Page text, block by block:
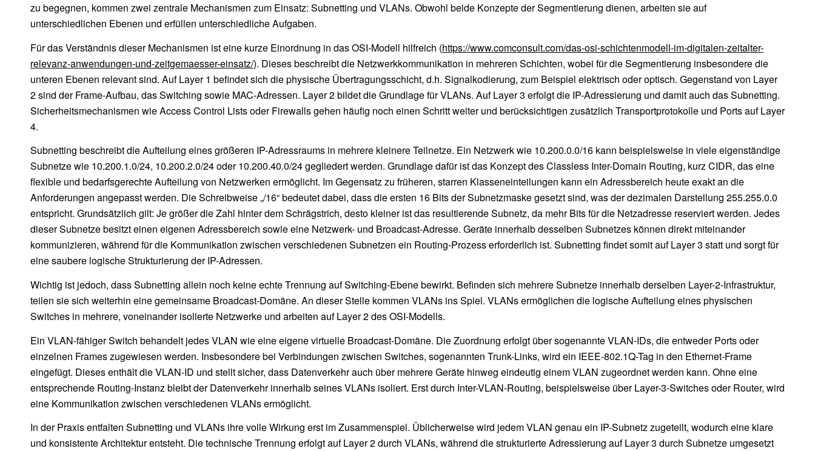
zu begegnen, kommen zwei zentrale Mechanismen zum Einsatz: Subnetting und VLANs. Obwohl beide Konzepte der Segmentierung dienen, arbeiten sie auf
unterschiedlichen Ebenen und erfüllen unterschiedliche Aufgaben.
Für das Verständnis dieser Mechanismen ist eine kurze Einordnung in das OSI-Modell hilfreich (https://www.comconsult.com/das-osi-schichtenmodell-im-digitalen-zeitalter-
relevanz-anwendungen-und-zeitgemaesser-einsatz/). Dieses beschreibt die Netzwerkkommunikation in mehreren Schichten, wobei für die Segmentierung insbesondere die
unteren Ebenen relevant sind. Auf Layer 1 befindet sich die physische Übertragungsschicht, d.h. Signalkodierung, zum Beispiel elektrisch oder optisch. Gegenstand von Layer
2 sind der Frame-Aufbau, das Switching sowie MAC-Adressen. Layer 2 bildet die Grundlage für VLANs. Auf Layer 3 erfolgt die IP-Adressierung und damit auch das Subnetting.
Sicherheitsmechanismen wie Access Control Lists oder Firewalls gehen häufig noch einen Schritt weiter und berücksichtigen zusätzlich Transportprotokolle und Ports auf Layer
4.
Subnetting beschreibt die Aufteilung eines größeren IP-Adressraums in mehrere kleinere Teilnetze. Ein Netzwerk wie 10.200.0.0/16 kann beispielsweise in viele eigenständige
Subnetze wie 10.200.1.0/24, 10.200.2.0/24 oder 10.200.40.0/24 gegliedert werden. Grundlage dafür ist das Konzept des Classless Inter-Domain Routing, kurz CIDR, das eine
flexible und bedarfsgerechte Aufteilung von Netzwerken ermöglicht. Im Gegensatz zu früheren, starren Klasseneinteilungen kann ein Adressbereich heute exakt an die
Anforderungen angepasst werden. Die Schreibweise „/16“ bedeutet dabei, dass die ersten 16 Bits der Subnetzmaske gesetzt sind, was der dezimalen Darstellung 255.255.0.0
entspricht. Grundsätzlich gilt: Je größer die Zahl hinter dem Schrägstrich, desto kleiner ist das resultierende Subnetz, da mehr Bits für die Netzadresse reserviert werden. Jedes
dieser Subnetze besitzt einen eigenen Adressbereich sowie eine Netzwerk- und Broadcast-Adresse. Geräte innerhalb desselben Subnetzes können direkt miteinander
kommunizieren, während für die Kommunikation zwischen verschiedenen Subnetzen ein Routing-Prozess erforderlich ist. Subnetting findet somit auf Layer 3 statt und sorgt für
eine saubere logische Strukturierung der IP-Adressen.
Wichtig ist jedoch, dass Subnetting allein noch keine echte Trennung auf Switching-Ebene bewirkt. Befinden sich mehrere Subnetze innerhalb derselben Layer-2-Infrastruktur,
teilen sie sich weiterhin eine gemeinsame Broadcast-Domäne. An dieser Stelle kommen VLANs ins Spiel. VLANs ermöglichen die logische Aufteilung eines physischen
Switches in mehrere, voneinander isolierte Netzwerke und arbeiten auf Layer 2 des OSI-Modells.
Ein VLAN-fähiger Switch behandelt jedes VLAN wie eine eigene virtuelle Broadcast-Domäne. Die Zuordnung erfolgt über sogenannte VLAN-IDs, die entweder Ports oder
einzelnen Frames zugewiesen werden. Insbesondere bei Verbindungen zwischen Switches, sogenannten Trunk-Links, wird ein IEEE-802.1Q-Tag in den Ethernet-Frame
eingefügt. Dieses enthält die VLAN-ID und stellt sicher, dass Datenverkehr auch über mehrere Geräte hinweg eindeutig einem VLAN zugeordnet werden kann. Ohne eine
entsprechende Routing-Instanz bleibt der Datenverkehr innerhalb seines VLANs isoliert. Erst durch Inter-VLAN-Routing, beispielsweise über Layer-3-Switches oder Router, wird
eine Kommunikation zwischen verschiedenen VLANs ermöglicht.
In der Praxis entfalten Subnetting und VLANs ihre volle Wirkung erst im Zusammenspiel. Üblicherweise wird jedem VLAN genau ein IP-Subnetz zugeteilt, wodurch eine klare
und konsistente Architektur entsteht. Die technische Trennung erfolgt auf Layer 2 durch VLANs, während die strukturierte Adressierung auf Layer 3 durch Subnetze umgesetzt